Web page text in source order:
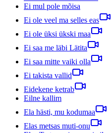
Ei mul pole mõisa
Ei ole veel ma selles eas
Ei ole üksi ükski maa
Ei saa me läbi Lätita
Ei saa mitte vaiki olla
Ei takista vallid
Eidekene ketrab
Eilne kallim
Ela hästi, mu kodumaa
Elas metsas muti-onu